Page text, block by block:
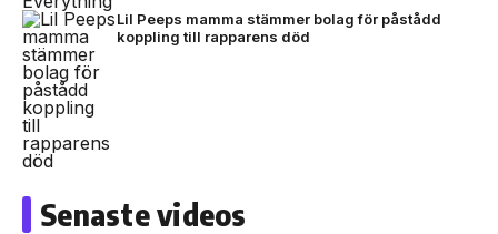
Lil Peeps mamma stämmer bolag för påstådd
koppling till rapparens död
Senaste videos